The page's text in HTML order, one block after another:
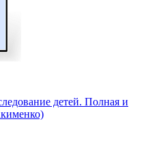
детей. Полная и